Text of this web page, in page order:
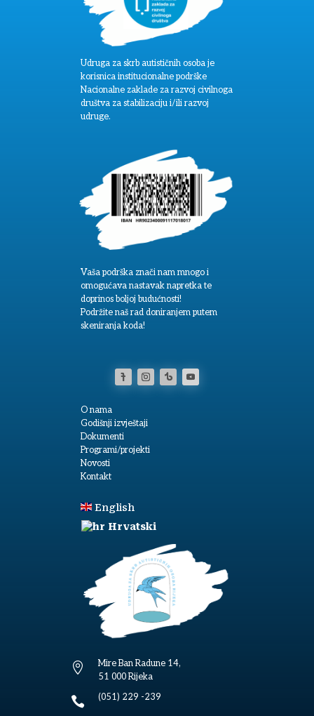
Udruga za skrb autističnih osoba je
korisnica institucionalne podrške
Nacionalne zaklade za razvoj civilnoga
društva za stabilizaciju i/ili razvoj
udruge.
Vaša podrška znači nam mnogo i
omogućava nastavak napretka te
doprinos boljoj budućnosti!
Podržite naš rad doniranjem putem
skeniranja koda!
O nama
Godišnji izvještaji
Dokumenti
Programi/projekti
Novosti
Kontakt
English
Hrvatski

Mire Ban Radune 14,
51 000 Rijeka
 (051) 229 -239